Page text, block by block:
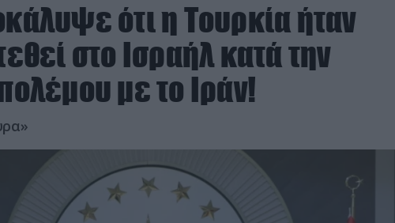
ότι η Τουρκία ήταν
στο Ισραήλ κατά την
με το Ιράν!